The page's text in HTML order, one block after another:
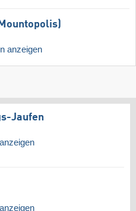
anzeigen
Jaufen